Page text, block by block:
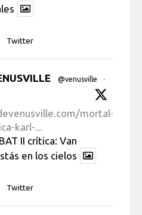
Twitter
@venusville
·
mortal-
karl-...
II crítica: Van
en los cielos
Twitter